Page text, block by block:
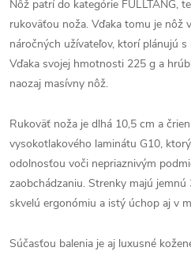
Nôž patrí do kategórie FULLTANG,
rukoväťou noža. Vďaka tomu je nôž
náročných užívateľov, ktorí plánujú
Vďaka svojej hmotnosti 225 g a
naozaj masívny nôž.
Rukoväť noža je dlhá 10,5 cm a
vysokotlakového laminátu G10,
odolnosťou voči nepriaznivým
zaobchádzaniu. Strenky majú
skvelú ergonómiu a istý úchop aj v
Súčasťou balenia je aj luxusné